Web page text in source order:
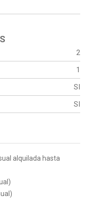
2
1
SI
SI
alquilada hasta